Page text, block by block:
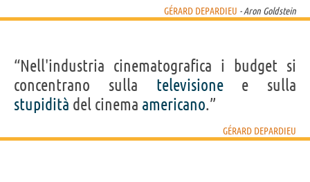
GÉRARD DEPARDIEU - Aron Goldstein
“Nell'industria cinematografica i budget si
concentrano sulla televisionee sulla
stupidità del cinema americano.”
GÉRARD DEPARDIEU